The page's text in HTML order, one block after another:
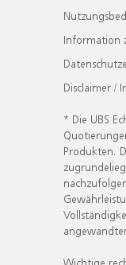
Information
Disclaimer /
* Die UBS
Produkten.